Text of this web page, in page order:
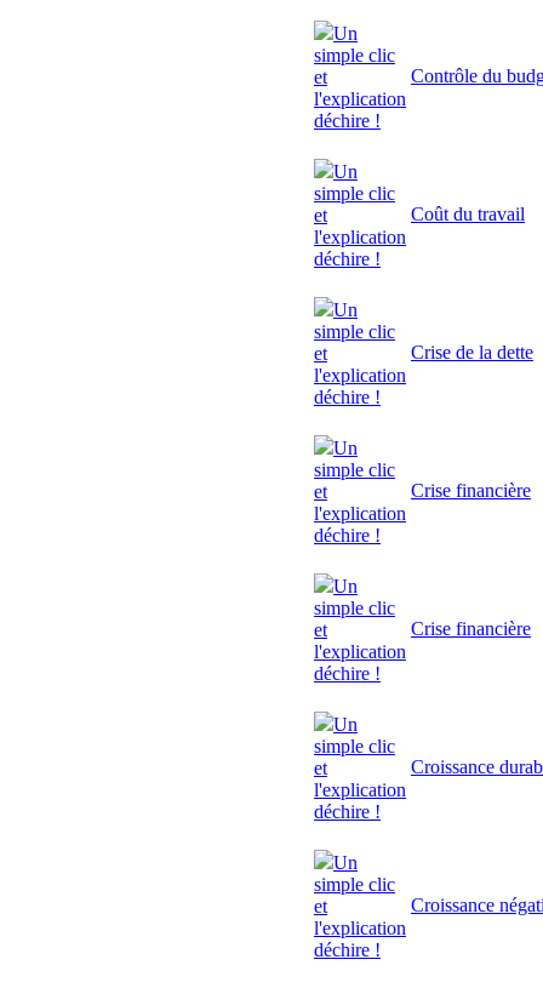
Un
simple clic
et
l'explication
déchire !
Contrôle du
Un
simple clic
et
l'explication
déchire !
Coût du travail
Un
simple clic
et
l'explication
déchire !
Crise de la dette
Un
simple clic
et
l'explication
déchire !
Crise financière
Un
simple clic
et
l'explication
déchire !
Crise financière
Un
simple clic
et
l'explication
déchire !
Croissance
Un
simple clic
et
l'explication
déchire !
Croissance